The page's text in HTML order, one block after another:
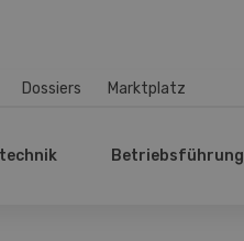
Dossiers Marktplatz
Betriebsführung